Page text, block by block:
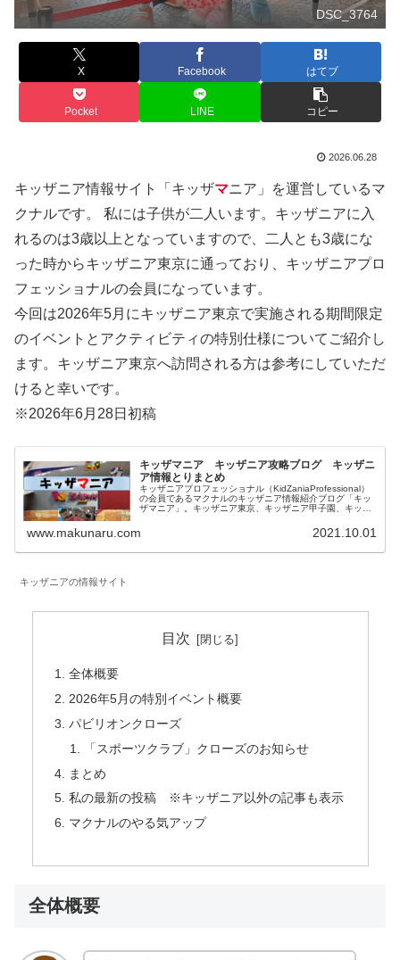
DSC_3764
X Facebook はてブ
Pocket LINE コピー
2026.06.28
キッザニア情報サイト「キッザマニア」を運営しているマ
クナルです。 私には子供が二人います。キッザニアに入
れるのは3歳以上となっていますので、二人とも3歳にな
った時からキッザニア東京に通っており、キッザニアプロ
フェッショナルの会員になっています。
今回は2026年5月にキッザニア東京で実施される期間限定
のイベントとアクティビティの特別仕様についてご紹介し
ます。キッザニア東京へ訪問される方は参考にしていただ
けると幸いです。
※2026年6月28日初稿
キッザマニア キッザニア攻略ブログ キッザニ
ア情報とりまとめ
キッザニアプロフェッショナル（KidZaniaProfessional）
の会員であるマクナルのキッザニア情報紹介ブログ「キッ
ザマニア」。キッザニア東京、キッザニア甲子園、キッザ
も記載したお仕事体験記、料金等に関係する予約方法、お
得な情報等を記載しています。
www.makunaru.com 2021.10.01
キッザニアの情報サイト
目次
全体概要
2026年5月の特別イベント概要
パビリオンクローズ
「スポーツクラブ」クローズのお知らせ
まとめ
私の最新の投稿 ※キッザニア以外の記事も表示
マクナルのやる気アップ
全体概要